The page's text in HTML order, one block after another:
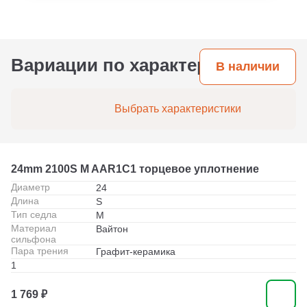
максимизировать ресурс.
Вариации по характеристикам
В наличии
Выбрать характеристики
24mm 2100S M AAR1C1 торцевое уплотнение
Диаметр
24
Длина
S
Тип седла
M
Материал
сильфона
Вайтон
Пара трения
Графит-керамика
1
1 769 ₽